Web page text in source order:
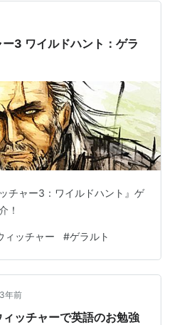
）」が icy fe…
ー3 ワイルドハント：ゲラ
チャー3：ワイルドハント』ゲ
！
ィッチャー #ゲラルト
3年前
ッチャーで英語のお勉強